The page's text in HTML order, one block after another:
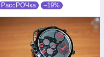
РассРОЧка –19%